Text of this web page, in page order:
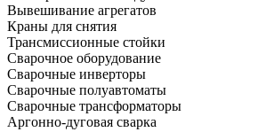
Вывешивание агрегатов
Краны для снятия
Трансмиссионные стойки
Сварочное оборудование
Сварочные инверторы
Сварочные полуавтоматы
Сварочные трансформаторы
Аргонно-дуговая сварка